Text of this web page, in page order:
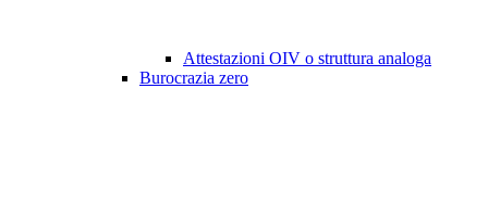
Attestazioni OIV o struttura analoga
Burocrazia zero